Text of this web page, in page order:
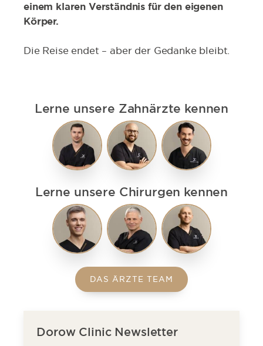
einem klaren Verständnis für den eigenen
Körper.
Die Reise endet – aber der Gedanke bleibt.
Lerne unsere Zahnärzte kennen
Lerne unsere Chirurgen kennen
DAS ÄRZTE TEAM
Dorow Clinic Newsletter